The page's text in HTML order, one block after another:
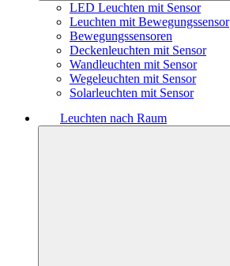
LED Leuchten mit Sensor
Leuchten mit Bewegungssensor
Bewegungssensoren
Deckenleuchten mit Sensor
Wandleuchten mit Sensor
Wegeleuchten mit Sensor
Solarleuchten mit Sensor
Leuchten nach Raum